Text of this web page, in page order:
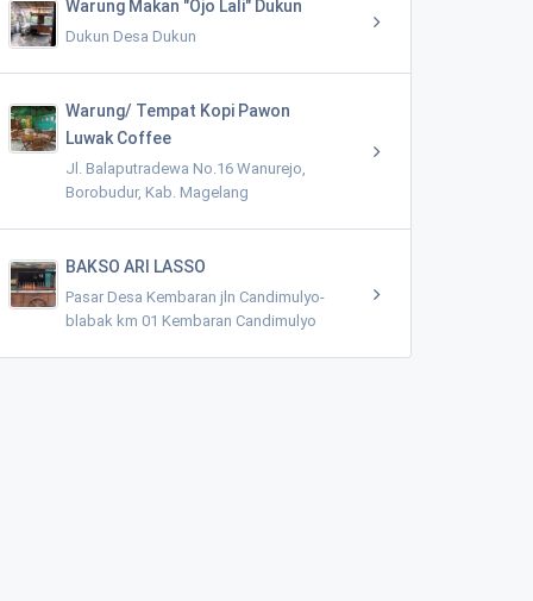
Warung Makan "Ojo Lali" Dukun
Dukun Desa Dukun
Warung/ Tempat Kopi Pawon
Luwak Coffee
Jl. Balaputradewa No.16 Wanurejo,
Borobudur, Kab. Magelang
BAKSO ARI LASSO
Pasar Desa Kembaran jln Candimulyo-
blabak km 01 Kembaran Candimulyo